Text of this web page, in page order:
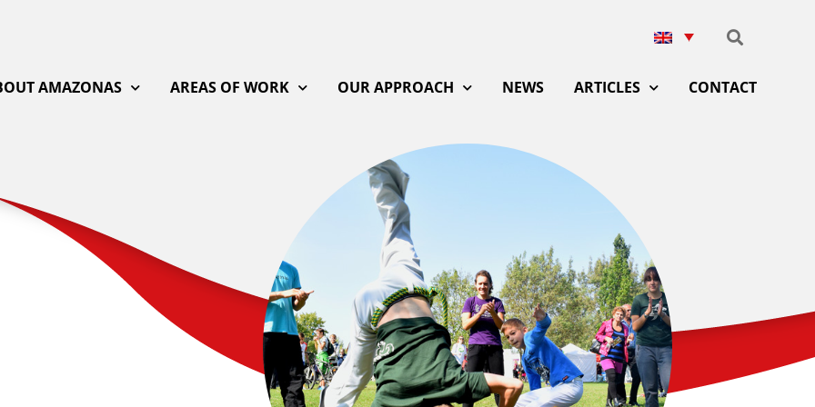
AMAZONAS AREAS OF WORK OUR APPROACH NEWS ARTICLES CONTACT